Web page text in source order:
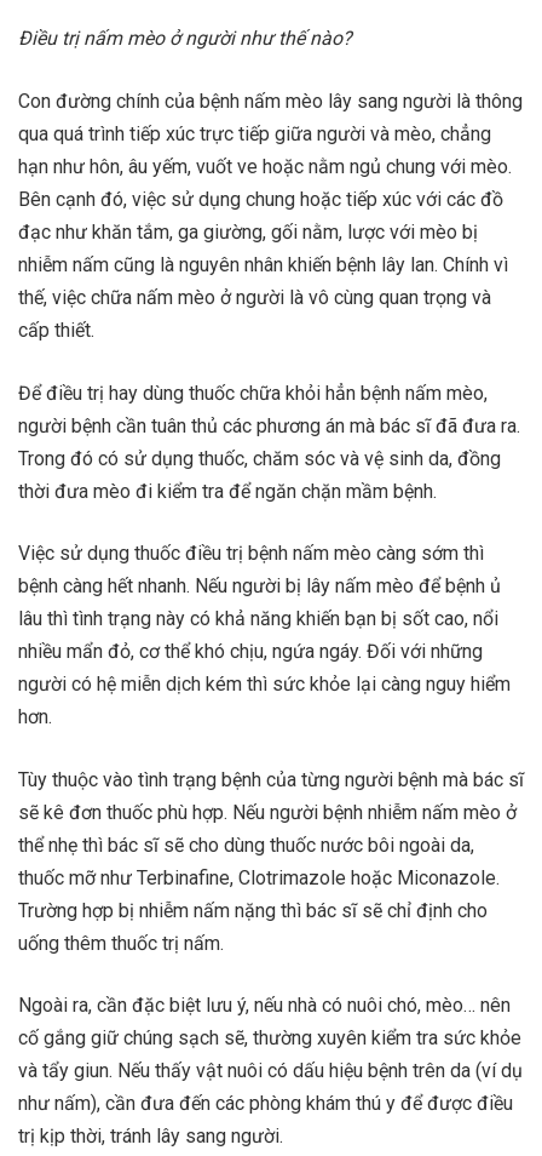
Điều trị nấm mèo ở người như thế nào?
Con đường chính của bệnh nấm mèo lây sang người là thông
qua quá trình tiếp xúc trực tiếp giữa người và mèo, chẳng
hạn như hôn, âu yếm, vuốt ve hoặc nằm ngủ chung với mèo.
Bên cạnh đó, việc sử dụng chung hoặc tiếp xúc với các đồ
đạc như khăn tắm, ga giường, gối nằm, lược với mèo bị
nhiễm nấm cũng là nguyên nhân khiến bệnh lây lan. Chính vì
thế, việc chữa nấm mèo ở người là vô cùng quan trọng và
cấp thiết.
Để điều trị hay dùng thuốc chữa khỏi hẳn bệnh nấm mèo,
người bệnh cần tuân thủ các phương án mà bác sĩ đã đưa ra.
Trong đó có sử dụng thuốc, chăm sóc và vệ sinh da, đồng
thời đưa mèo đi kiểm tra để ngăn chặn mầm bệnh.
Việc sử dụng thuốc điều trị bệnh nấm mèo càng sớm thì
bệnh càng hết nhanh. Nếu người bị lây nấm mèo để bệnh ủ
lâu thì tình trạng này có khả năng khiến bạn bị sốt cao, nổi
nhiều mẩn đỏ, cơ thể khó chịu, ngứa ngáy. Đối với những
người có hệ miễn dịch kém thì sức khỏe lại càng nguy hiểm
hơn.
Tùy thuộc vào tình trạng bệnh của từng người bệnh mà bác sĩ
sẽ kê đơn thuốc phù hợp. Nếu người bệnh nhiễm nấm mèo ở
thể nhẹ thì bác sĩ sẽ cho dùng thuốc nước bôi ngoài da,
thuốc mỡ như Terbinafine, Clotrimazole hoặc Miconazole.
Trường hợp bị nhiễm nấm nặng thì bác sĩ sẽ chỉ định cho
uống thêm thuốc trị nấm.
Ngoài ra, cần đặc biệt lưu ý, nếu nhà có nuôi chó, mèo… nên
cố gắng giữ chúng sạch sẽ, thường xuyên kiểm tra sức khỏe
và tẩy giun. Nếu thấy vật nuôi có dấu hiệu bệnh trên da (ví dụ
như nấm), cần đưa đến các phòng khám thú y để được điều
trị kịp thời, tránh lây sang người.